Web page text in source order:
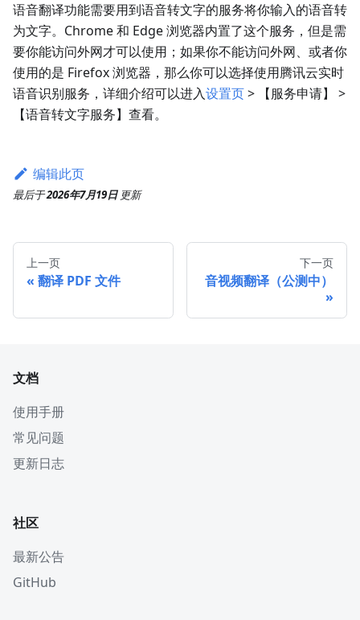
语音翻译功能需要用到语音转文字的服务将你输入的语音转
为文字。Chrome 和 Edge 浏览器内置了这个服务，但是需
要你能访问外网才可以使用；如果你不能访问外网、或者你
使用的是 Firefox 浏览器，那么你可以选择使用腾讯云实时
语音识别服务，详细介绍可以进入设置页> 【服务申请】 >
【语音转文字服务】查看。
编辑此页
最后于2026年7月19日 更新
上一页
翻译 PDF 文件
下一页
音视频翻译（公测中）
文档
使用手册
常见问题
更新日志
社区
最新公告
GitHub